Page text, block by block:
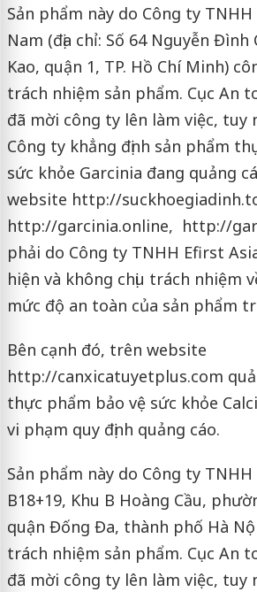
Sản phẩm này do Công ty
Nam (địa chỉ: Số 64 Nguyễn
Kao, quận 1, TP. Hồ Chí Minh)
trách nhiệm sản phẩm. Cục An
đã mời công ty lên làm việc, tuy
Công ty khẳng định sản phẩm
sức khỏe Garcinia đang quảng
website http://
http://garcinia.online, http://
phải do Công ty TNHH Efirst
hiện và không chịu trách nhiệm
mức độ an toàn của sản phẩm
Bên cạnh đó, trên website
http://canxicatuyetplus.com
thực phẩm bảo vệ sức khỏe
vi phạm quy định quảng cáo.
Sản phẩm này do Công ty TNHH
B18+19, Khu B Hoàng Cầu,
quận Đống Đa, thành phố Hà
trách nhiệm sản phẩm. Cục An
đã mời công ty lên làm việc, tuy